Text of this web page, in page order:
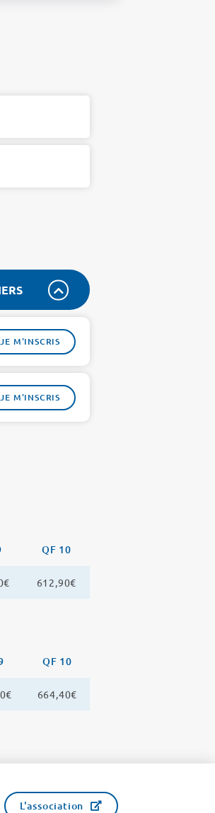
JE M'INSCRIS
JE M'INSCRIS
QF 10
612,90€
QF 10
664,40€
L'association